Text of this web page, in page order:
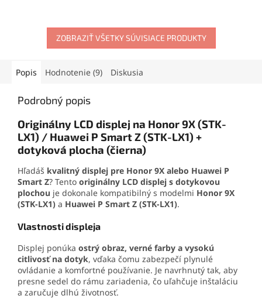
sklíčko objektívu pre
ochranu fotoaparátu.
Ideálne riešenie pre
telefónu.
ochranné sklíčko objektívu.
Ideálne riešenie na estetickú
aj funkčnú opravu
ZOBRAZIŤ VŠETKY SÚVISIACE PRODUKTY
Popis Hodnotenie (9) Diskusia
Podrobný popis
Originálny LCD displej na Honor 9X (STK-
LX1) / Huawei P Smart Z (STK-LX1) +
dotyková plocha (čierna)
Hľadáš kvalitný displej pre Honor 9X alebo Huawei P
Smart Z? Tento originálny LCD displej s dotykovou
plochou je dokonale kompatibilný s modelmi Honor 9X
(STK-LX1) a Huawei P Smart Z (STK-LX1).
Vlastnosti displeja
Displej ponúka ostrý obraz, verné farby a vysokú
citlivosť na dotyk, vďaka čomu zabezpečí plynulé
ovládanie a komfortné používanie. Je navrhnutý tak, aby
presne sedel do rámu zariadenia, čo uľahčuje inštaláciu
a zaručuje dlhú životnosť.